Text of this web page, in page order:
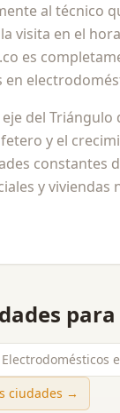
al técnico
visita en el
es
en
del Triángulo
y el
constantes
y viviendas
para
ciudades →